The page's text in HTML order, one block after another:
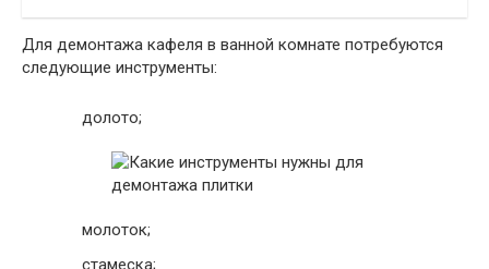
Для демонтажа кафеля в ванной комнате потребуются
следующие инструменты:
долото;
молоток;
стамеска;